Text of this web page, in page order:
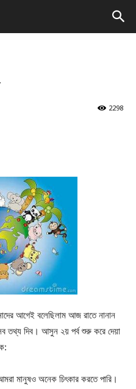
2298
আগেই বলেছিলাম আজ রাতে নানান
তথ্য দিব। আসুন ২য় পর্ব শুরু করে দেয়া
মানুষও অনেক চিৎকার করতে পারি।